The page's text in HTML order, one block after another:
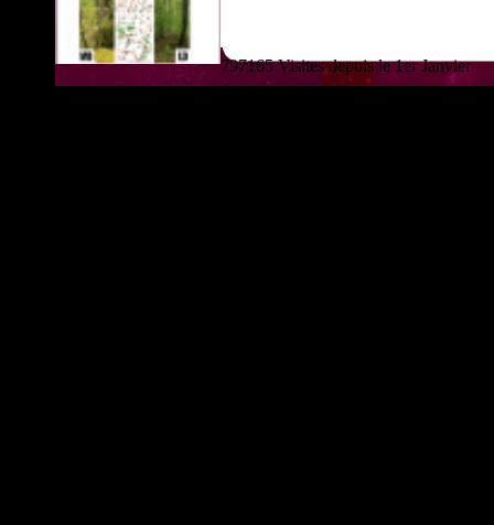
797165 Visites depuis le 1er Janvier